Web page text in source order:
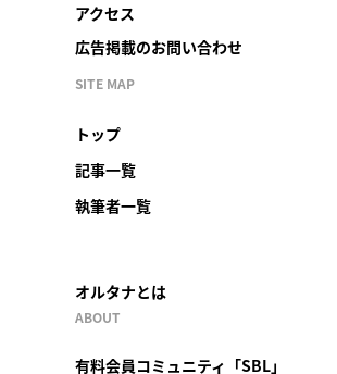
アクセス
広告掲載のお問い合わせ
SITE MAP
トップ
記事一覧
執筆者一覧
オルタナとは
ABOUT
有料会員コミュニティ「SBL」